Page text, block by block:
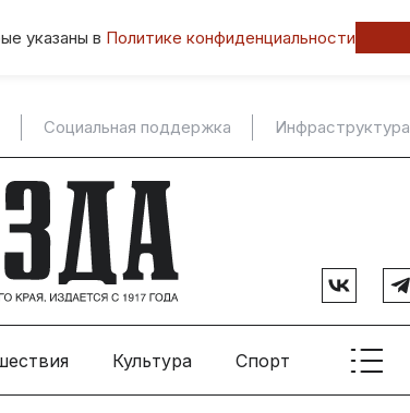
указаны в Политике конфиденциальности
Социальная поддержка Инфраструктура
Культура Спорт